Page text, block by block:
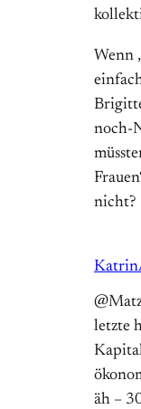
Wenn
noch-
nicht?
Katrin
letzte
äh –